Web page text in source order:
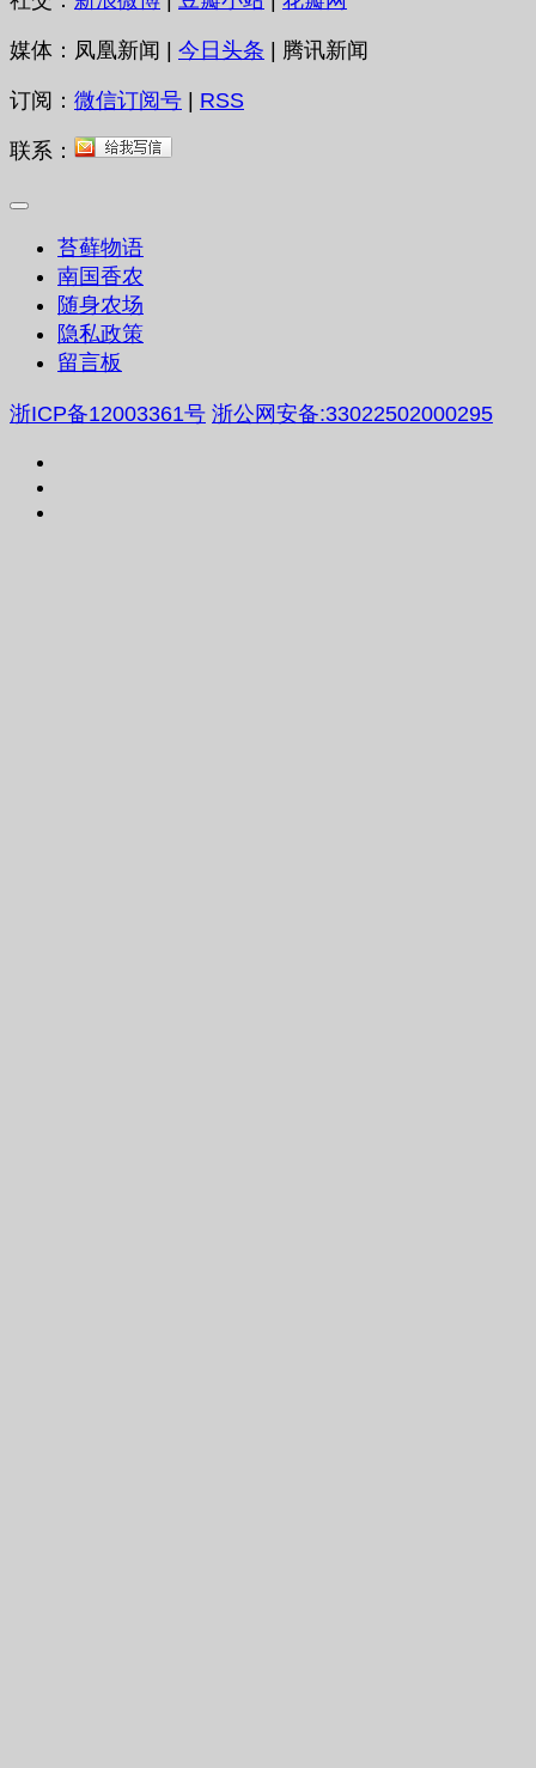
媒体：凤凰新闻 | 今日头条 | 腾讯新闻
订阅： 微信订阅号 RSS
联系：
苔藓物语
南国香农
随身农场
隐私政策
留言板
浙ICP备12003361号 浙公网安备:33022502000295